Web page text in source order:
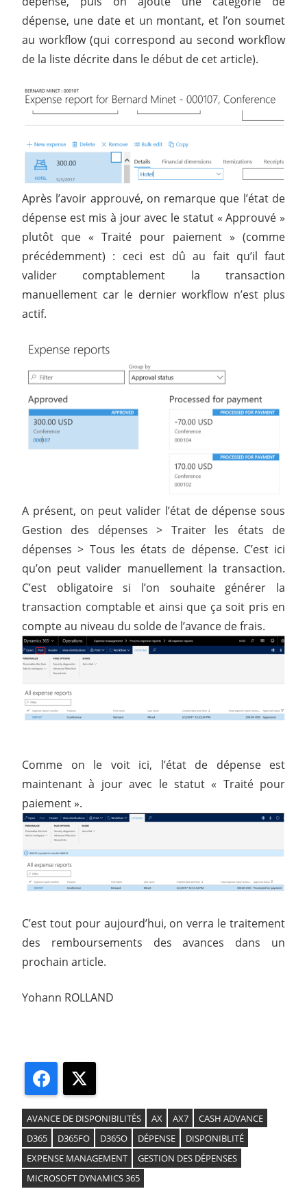
dépense, une date et un montant, et l’on soumet
au workflow (qui correspond au second workflow
de la liste décrite dans le début de cet article).
Après l’avoir approuvé, on remarque que l’état de
dépense est mis à jour avec le statut « Approuvé »
plutôt que « Traité pour paiement » (comme
précédemment) : ceci est dû au fait qu’il faut
valider comptablement la transaction
manuellement car le dernier workflow n’est plus
actif.
A présent, on peut valider l’état de dépense sous
Gestion des dépenses > Traiter les états de
dépenses > Tous les états de dépense. C’est ici
qu’on peut valider manuellement la transaction.
C’est obligatoire si l’on souhaite générer la
transaction comptable et ainsi que ça soit pris en
compte au niveau du solde de l’avance de frais.
Comme on le voit ici, l’état de dépense est
maintenant à jour avec le statut « Traité pour
paiement ».
C’est tout pour aujourd’hui, on verra le traitement
des remboursements des avances dans un
prochain article.
Yohann ROLLAND
Facebook
AVANCE DE DISPONIBILITÉS AX AX7
CASH ADVANCE
D365
D365FO D365O DÉPENSE
DISPONIBLITÉ
EXPENSE MANAGEMENT
GESTION DES DÉPENSES
MICROSOFT DYNAMICS 365